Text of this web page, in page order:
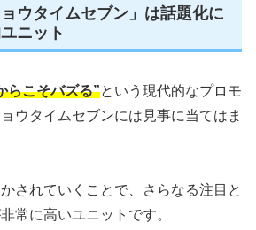
ョウタイムセブン」は話題化に
ニット
らこそバズる”という現代的なプロモ
ウタイムセブンには見事に当てはま
されていくことで、さらなる注目と
常に高いユニットです。